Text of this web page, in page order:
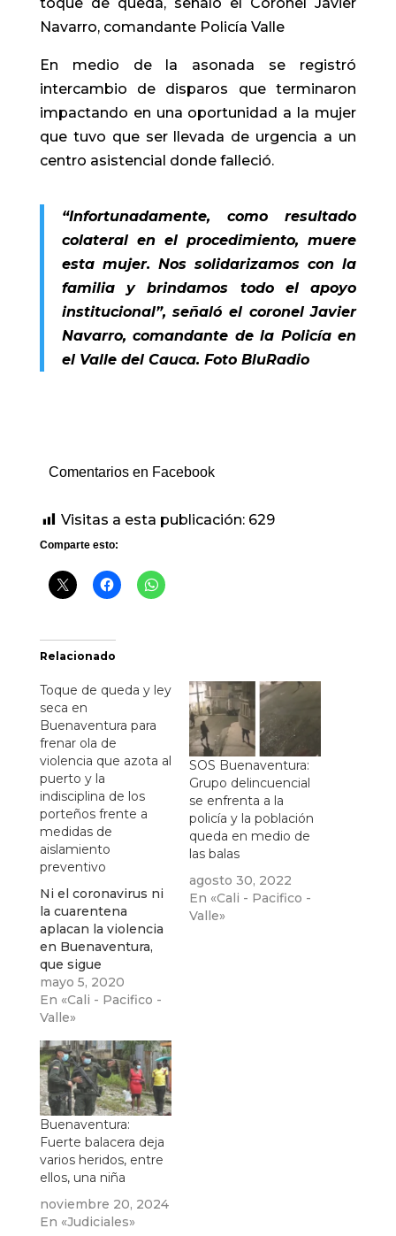
Navarro, comandante Policía Valle
En medio de la asonada se registró
intercambio de disparos que terminaron
impactando en una oportunidad a la mujer
que tuvo que ser llevada de urgencia a un
centro asistencial donde falleció.
“Infortunadamente, como resultado
colateral en el procedimiento, muere
esta mujer. Nos solidarizamos con la
familia y brindamos todo el apoyo
institucional”, señaló el coronel Javier
Navarro, comandante de la Policía en
el Valle del Cauca. Foto BluRadio
Comentarios en Facebook
Visitas a esta publicación: 629
Comparte esto:
Relacionado
Toque de queda y ley
seca en
Buenaventura para
frenar ola de
violencia que azota al
puerto y la
indisciplina de los
porteños frente a
medidas de
aislamiento
preventivo
Ni el coronavirus ni
la cuarentena
aplacan la violencia
en Buenaventura,
que sigue
generando
homicidios en el
principal puerto del
colombiano. En 4
días del mes de
mayo ya se han
registrado cuatro
homicidios. De igual
forma los
bonavereses no
cumplen a cabalidad
prevención por…
mayo 5, 2020
En «Cali - Pacifico -
Valle»
SOS Buenaventura:
Grupo delincuencial
se enfrenta a la
policía y la población
queda en medio de
las balas
agosto 30, 2022
En «Cali - Pacifico -
Valle»
Buenaventura:
Fuerte balacera deja
varios heridos, entre
ellos, una niña
noviembre 20, 2024
En «Judiciales»